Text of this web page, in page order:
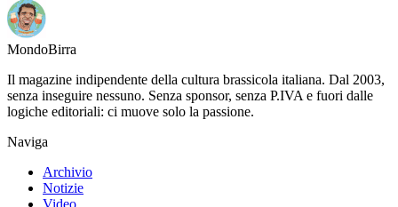
MondoBirra
Il magazine indipendente della cultura brassicola italiana. Dal 2003,
senza inseguire nessuno. Senza sponsor, senza P.IVA e fuori dalle
logiche editoriali: ci muove solo la passione.
Naviga
Archivio
Notizie